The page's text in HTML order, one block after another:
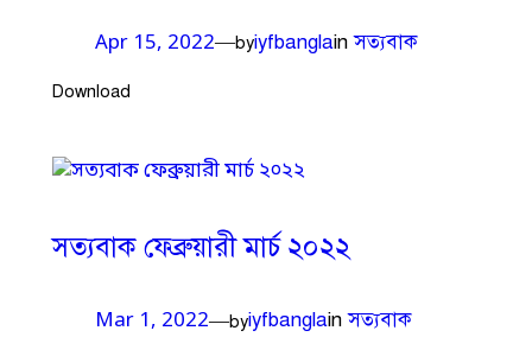
Apr 15, 2022—byiyfbanglainসত্যবাক
Download
সত্যবাক ফেব্রুয়ারী মার্চ ২০২২
Mar 1, 2022—byiyfbanglainসত্যবাক